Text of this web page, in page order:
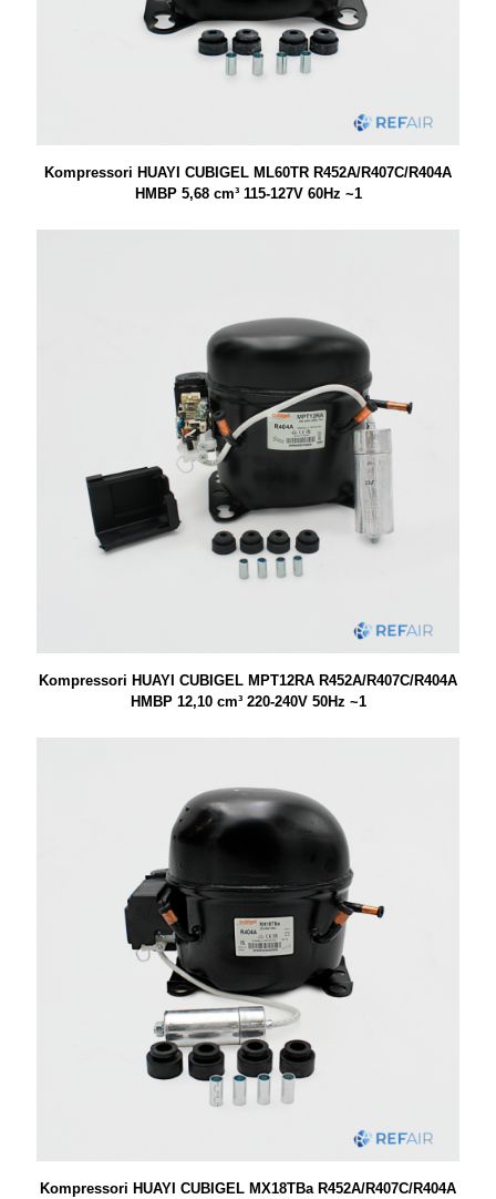
Kompressori HUAYI CUBIGEL ML60TR R452A/R407C/R404A
HMBP 5,68 cm³ 115-127V 60Hz ~1
Kompressori HUAYI CUBIGEL MPT12RA R452A/R407C/R404A
HMBP 12,10 cm³ 220-240V 50Hz ~1
Kompressori HUAYI CUBIGEL MX18TBa R452A/R407C/R404A